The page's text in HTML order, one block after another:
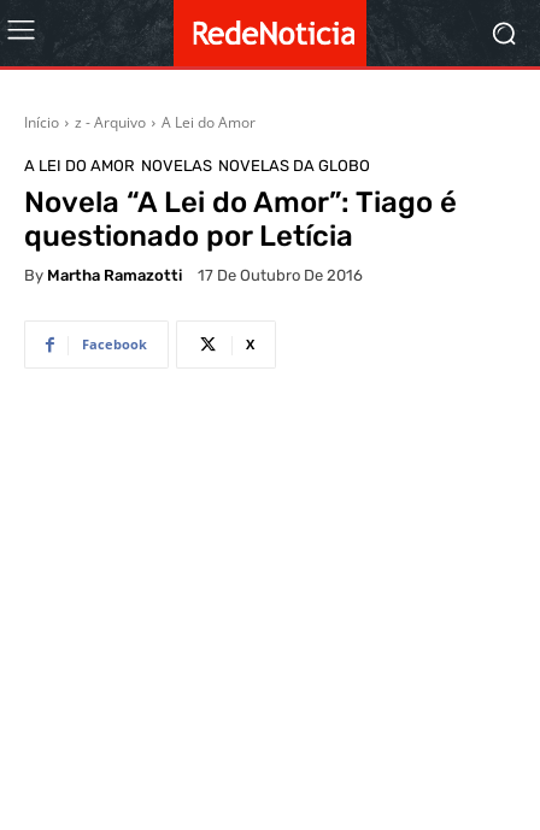
Início z - Arquivo A Lei do Amor
A LEI DO AMOR NOVELAS NOVELAS DA GLOBO
Novela “A Lei do Amor”: Tiago é
questionado por Letícia
By Martha Ramazotti 17 De Outubro De 2016
Facebook X